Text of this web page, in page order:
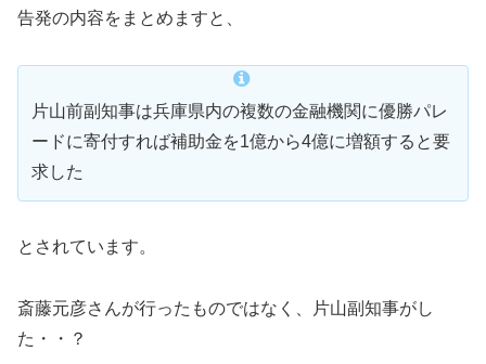
告発の内容をまとめますと、
片山前副知事は兵庫県内の複数の金融機関に優勝パレ
ードに寄付すれば補助金を1億から4億に増額すると要
求した
とされています。
斎藤元彦さんが行ったものではなく、片山副知事がし
た・・？